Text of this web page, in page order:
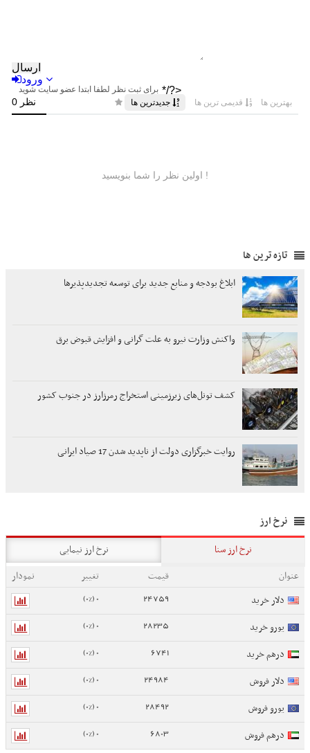
تازه ترین ها
ابلاغ بودجه و منابع جدید برای توسعه تجدیدپذیرها
واکنش وزارت نیرو به علت گرانی و افزایش قبوض برق
کشف تونل‌های زیرزمینی استخراج رمرزارز در جنوب کشور
روایت خبرگزاری دولت از ناپدید شدن 17 صیاد ایرانی
نرخ ارز
نرخ ارز سنا
نرخ ارز نیمایی
عنوان
قیمت تغییر
نمودار
دلار خرید
24759
0 (0%)
یورو خرید 28235
0 (0%)
درهم خرید 6741
0 (0%)
دلار فروش 24984
0 (0%)
یورو فروش 28492
0 (0%)
درهم فروش 6803
0 (0%)